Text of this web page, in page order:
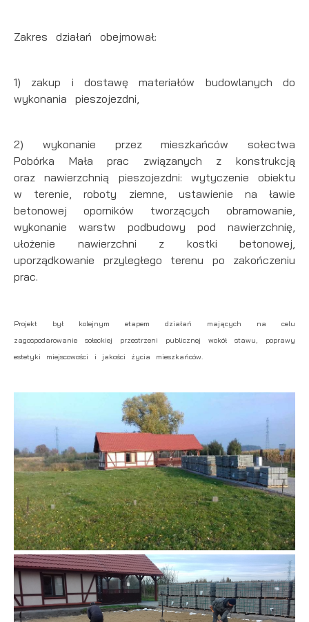
Zakres działań obejmował:
1) zakup i dostawę materiałów budowlanych do
wykonania pieszojezdni,
2) wykonanie przez mieszkańców sołectwa
Pobórka Mała prac związanych z konstrukcją
oraz nawierzchnią pieszojezdni: wytyczenie obiektu
w terenie, roboty ziemne, ustawienie na ławie
betonowej oporników tworzących obramowanie,
wykonanie warstw podbudowy pod nawierzchnię,
ułożenie nawierzchni z kostki betonowej,
uporządkowanie przyległego terenu po zakończeniu
prac.
Projekt był kolejnym etapem działań mających na celu
zagospodarowanie sołeckiej przestrzeni publicznej wokół stawu, poprawy
estetyki miejscowości i jakości życia mieszkańców.